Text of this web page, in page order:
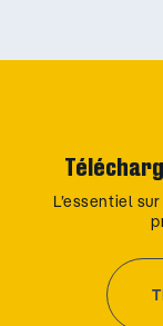
L’essentiel